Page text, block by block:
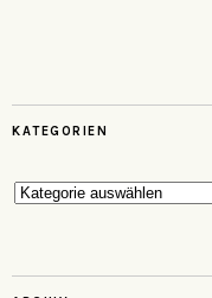
KATEGORIEN
Kategorien